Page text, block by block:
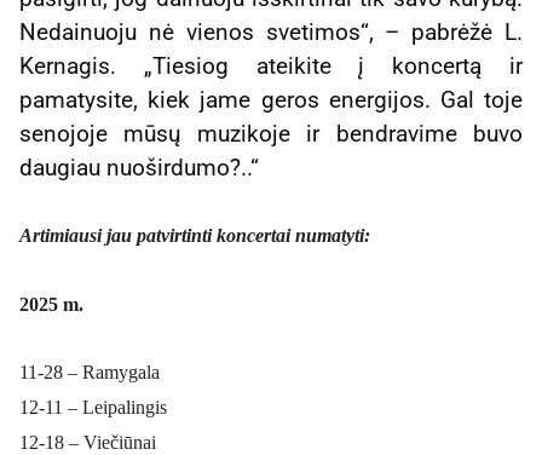
Nedainuoju nė vienos svetimos“, – pabrėžė L.
Kernagis. „Tiesiog ateikite į koncertą ir
pamatysite, kiek jame geros energijos. Gal toje
senojoje mūsų muzikoje ir bendravime buvo
daugiau nuoširdumo?..“
Artimiausi jau patvirtinti koncertai numatyti:
2025 m.
11-28 – Ramygala
12-11 – Leipalingis
12-18 – Viečiūnai